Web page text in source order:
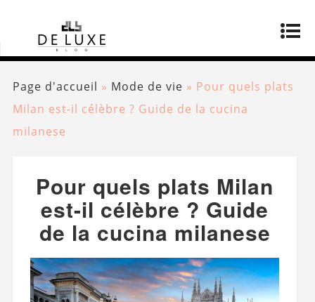
Page d'accueil » Mode de vie » Pour quels plats
Milan est-il célèbre ? Guide de la cucina
milanese
Pour quels plats Milan
est-il célèbre ? Guide
de la cucina milanese